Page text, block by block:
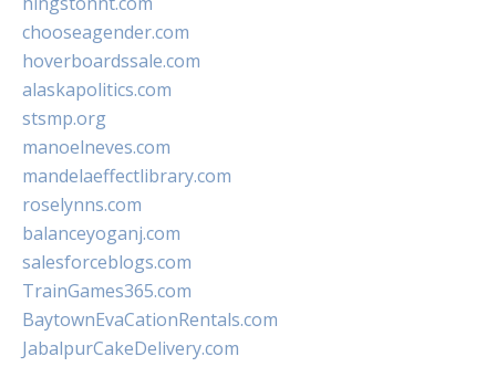
chooseagender.com
hoverboardssale.com
alaskapolitics.com
stsmp.org
manoelneves.com
mandelaeffectlibrary.com
roselynns.com
balanceyoganj.com
salesforceblogs.com
TrainGames365.com
BaytownEvaCationRentals.com
JabalpurCakeDelivery.com